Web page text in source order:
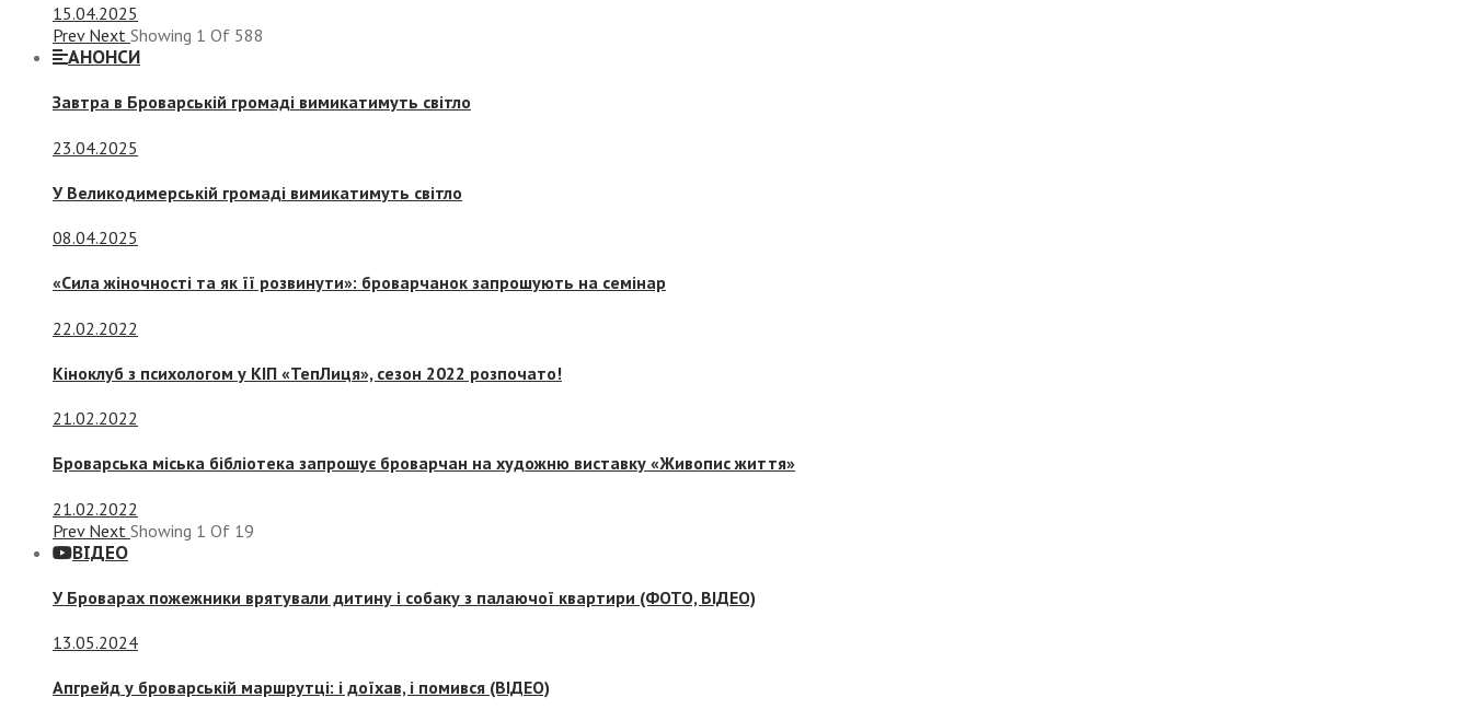
15.04.2025
Prev Next Showing 1 Of 588
АНОНСИ
Завтра в Броварській громаді вимикатимуть світло
23.04.2025
У Великодимерській громаді вимикатимуть світло
08.04.2025
«Сила жіночності та як її розвинути»: броварчанок запрошують на семінар
22.02.2022
Кіноклуб з психологом у КІП «ТепЛиця», сезон 2022 розпочато!
21.02.2022
Броварська міська бібліотека запрошує броварчан на художню виставку «Живопис життя»
21.02.2022
Prev Next Showing 1 Of 19
ВІДЕО
У Броварах пожежники врятували дитину і собаку з палаючої квартири (ФОТО, ВІДЕО)
13.05.2024
Апгрейд у броварській маршрутці: і доїхав, і помився (ВІДЕО)